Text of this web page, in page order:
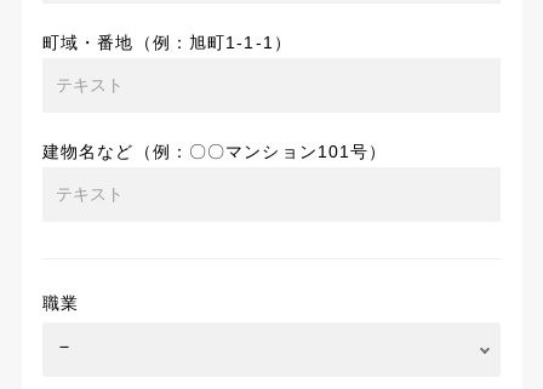
町域・番地（例：旭町1-1-1）
建物名など（例：〇〇マンション101号）
職業